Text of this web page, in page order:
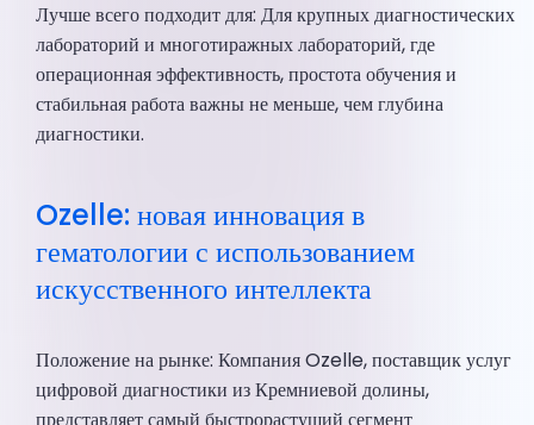
Лучше всего подходит для: Для крупных диагностических
лабораторий и многотиражных лабораторий, где
операционная эффективность, простота обучения и
стабильная работа важны не меньше, чем глубина
диагностики.
Ozelle: новая инновация в
гематологии с использованием
искусственного интеллекта
Положение на рынке: Компания Ozelle, поставщик услуг
цифровой диагностики из Кремниевой долины,